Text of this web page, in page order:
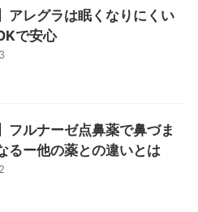
アレグラは眠くなりにくい
で安心
フルナーゼ点鼻薬で鼻づま
るー他の薬との違いとは